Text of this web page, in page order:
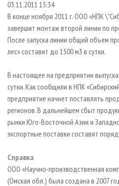
ПРОИЗВОДСТВО ДРЕВЕСНЫХ
ДЕРЕВЯННОЕ ДОМОСТРОЕНИЕ
ПРОИЗВОДСТВО МЕБЕЛИ
ЦБП
ИНСТРУМЕНТ И МАТЕРИАЛЫ
МОБИЛЬНЫЕ ВЫСТАВКИ
ОФИЦИАЛЬНЫЕ ДЕЛЕГАЦИИ
ПРИОРИТЕТНЫЕ
ГАЗЕТА ЛЕСПРОМФОРУМ
БИБЛИОТЕКА СПЕЦИАЛИСТА
КОНТАКТЫ
РЕКЛАМА
РЕКЛАМА НА САЙТЕ
03.11.2011 15:34
В конце ноября 2011 г. ООО «НПК
завершит монтаж второй линии по
После запуска линии общий объем
лес» составит до 1500 м3 в сутки.
В настоящее на предприятии
сутки. Как сообщили в НПК
предприятие начнет поставлять
регионов. В дальнейшем сбыт
рынки Юго-Восточной Азии и
экспортные поставки составят
Справка
ООО «Научно-производственная
(Омская обл.) была создана в 2007